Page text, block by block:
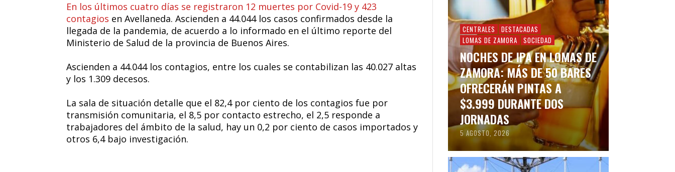
En los últimos cuatro días se registraron 12 muertes por Covid-19 y 423
contagios en Avellaneda. Ascienden a 44.044 los casos confirmados desde la
llegada de la pandemia, de acuerdo a lo informado en el último reporte del
Ministerio de Salud de la provincia de Buenos Aires.
Ascienden a 44.044 los contagios, entre los cuales se contabilizan las 40.027 altas
y los 1.309 decesos.
La sala de situación detalle que el 82,4 por ciento de los contagios fue por
transmisión comunitaria, el 8,5 por contacto estrecho, el 2,5 responde a
trabajadores del ámbito de la salud, hay un 0,2 por ciento de casos importados y
otros 6,4 bajo investigación.
CENTRALES
DESTACADAS
LOMAS DE ZAMORA
SOCIEDAD
NOCHES DE IPA EN LOMAS DE
ZAMORA: MÁS DE 50 BARES
OFRECERÁN PINTAS A
$3.999 DURANTE DOS
JORNADAS
5 AGOSTO, 2026